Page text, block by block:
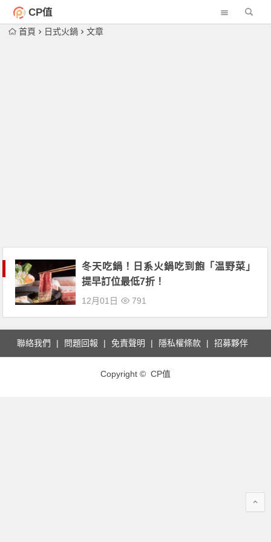
CP值
首頁 日式火鍋 文章
冬天吃鍋！日系火鍋吃到飽「温野菜」
提早訂位最低7折！
12月01日 791
聯絡我們 問題回報 免責聲明 隱私權條款 招募夥伴
Copyright © CP值